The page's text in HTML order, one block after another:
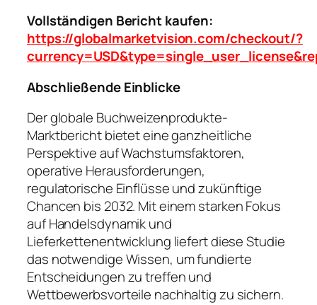
Vollständigen Bericht kaufen:
https://globalmarketvision.com/checkout/?
Abschließende Einblicke
Der globale Buchweizenprodukte-
Marktbericht bietet eine ganzheitliche
Perspektive auf Wachstumsfaktoren,
operative Herausforderungen,
regulatorische Einflüsse und zukünftige
Chancen bis 2032. Mit einem starken Fokus
auf Handelsdynamik und
Lieferkettenentwicklung liefert diese Studie
das notwendige Wissen, um fundierte
Entscheidungen zu treffen und
Wettbewerbsvorteile nachhaltig zu sichern.